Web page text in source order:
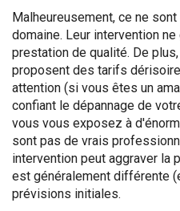
Malheureusement, ce ne
domaine. Leur intervention
prestation de qualité. De
proposent des tarifs
attention (si vous êtes un
confiant le dépannage de
vous vous exposez à
sont pas de vrais
intervention peut aggraver la
est généralement différente
prévisions initiales.